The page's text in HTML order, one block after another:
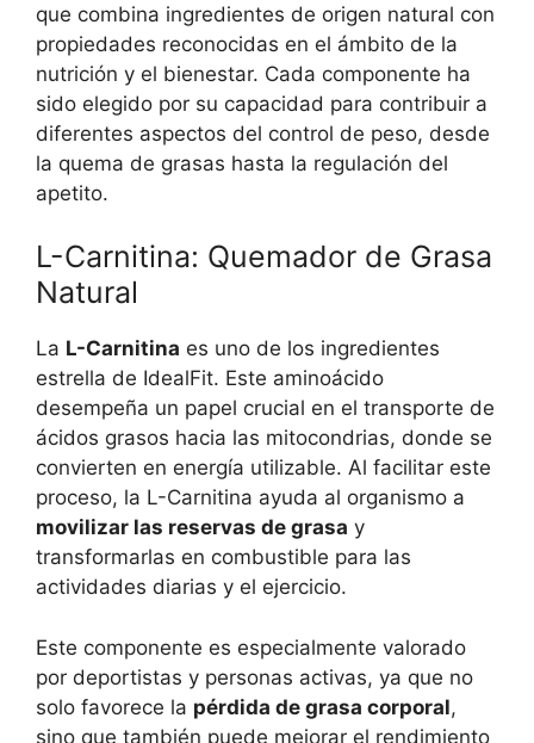
que combina ingredientes de origen natural con
propiedades reconocidas en el ámbito de la
nutrición y el bienestar. Cada componente ha
sido elegido por su capacidad para contribuir a
diferentes aspectos del control de peso, desde
la quema de grasas hasta la regulación del
apetito.
L-Carnitina: Quemador de Grasa
Natural
La L-Carnitina es uno de los ingredientes
estrella de IdealFit. Este aminoácido
desempeña un papel crucial en el transporte de
ácidos grasos hacia las mitocondrias, donde se
convierten en energía utilizable. Al facilitar este
proceso, la L-Carnitina ayuda al organismo a
movilizar las reservas de grasa y
transformarlas en combustible para las
actividades diarias y el ejercicio.
Este componente es especialmente valorado
por deportistas y personas activas, ya que no
solo favorece la pérdida de grasa corporal,
sino que también puede mejorar el rendimiento